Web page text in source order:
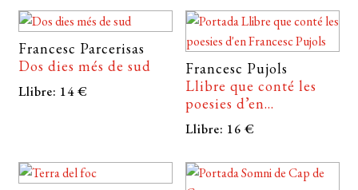
CERCAR
WISHLIST
Francesc Parcerisas
Dos dies més de sud
Llibre: 14 €
Francesc Pujols
Llibre que conté les
poesies d’en...
Llibre: 16 €